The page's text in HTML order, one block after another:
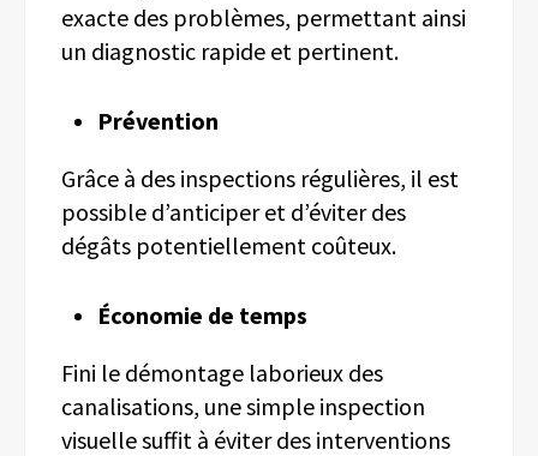
exacte des problèmes, permettant ainsi
un diagnostic rapide et pertinent.
Prévention
Grâce à des inspections régulières, il est
possible d’anticiper et d’éviter des
dégâts potentiellement coûteux.
Économie de temps
Fini le démontage laborieux des
canalisations, une simple inspection
visuelle suffit à éviter des interventions